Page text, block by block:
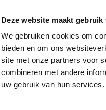
Deze website maakt gebruik
We gebruiken cookies om
bieden en om ons
site met onze partners voor
combineren met andere
uw gebruik van hun services.
Garantie